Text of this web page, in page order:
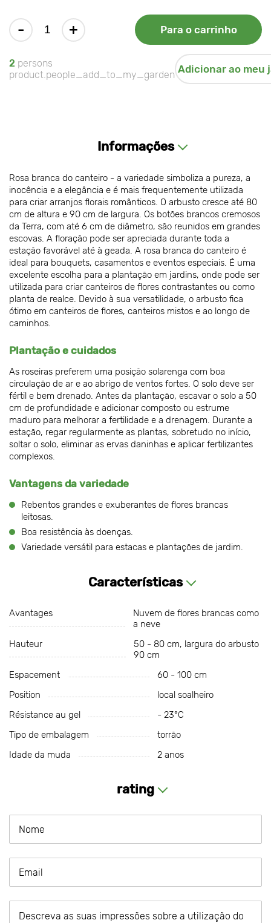
- + Para o carrinho
2 persons
product.people_add_to_my_garden Adicionar ao meu
Informações
Rosa branca do canteiro - a variedade simboliza a pureza, a
inocência e a elegância e é mais frequentemente utilizada
para criar arranjos florais românticos. O arbusto cresce até 80
cm de altura e 90 cm de largura. Os botões brancos cremosos
da Terra, com até 6 cm de diâmetro, são reunidos em grandes
escovas. A floração pode ser apreciada durante toda a
estação favorável até à geada. A rosa branca do canteiro é
ideal para bouquets, casamentos e eventos especiais. É uma
excelente escolha para a plantação em jardins, onde pode ser
utilizada para criar canteiros de flores contrastantes ou como
planta de realce. Devido à sua versatilidade, o arbusto fica
ótimo em canteiros de flores, canteiros mistos e ao longo de
caminhos.
Plantação e cuidados
As roseiras preferem uma posição solarenga com boa
circulação de ar e ao abrigo de ventos fortes. O solo deve ser
fértil e bem drenado. Antes da plantação, escavar o solo a 50
cm de profundidade e adicionar composto ou estrume
maduro para melhorar a fertilidade e a drenagem. Durante a
estação, regar regularmente as plantas, sobretudo no início,
soltar o solo, eliminar as ervas daninhas e aplicar fertilizantes
complexos.
Vantagens da variedade
Rebentos grandes e exuberantes de flores brancas
leitosas.
Boa resistência às doenças.
Variedade versátil para estacas e plantações de jardim.
Características
Avantages
Nuvem de flores brancas como
a neve
Hauteur
50 - 80 cm, largura do arbusto
90 cm
Espacement
60 - 100 cm
Position
local soalheiro
Résistance au gel
- 23°С
Tipo de embalagem
torrão
Idade da muda
2 anos
rating